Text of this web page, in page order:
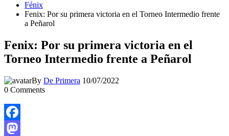
Fénix
Fenix: Por su primera victoria en el Torneo Intermedio frente
a Peñarol
Fenix: Por su primera victoria en el
Torneo Intermedio frente a Peñarol
By De Primera 10/07/2022
0 Comments
Facebook